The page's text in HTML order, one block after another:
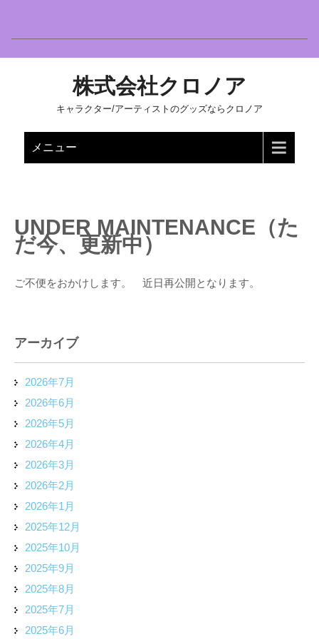
株式会社クロノア
キャラクター/アーティストのグッズならクロノア
メニュー
UNDER MAINTENANCE（た
だ今、更新中）
ご不便をおかけします。 近日再公開となります。
アーカイブ
2026年7月
2026年6月
2026年5月
2026年4月
2026年3月
2026年2月
2026年1月
2025年12月
2025年10月
2025年9月
2025年8月
2025年7月
2025年6月